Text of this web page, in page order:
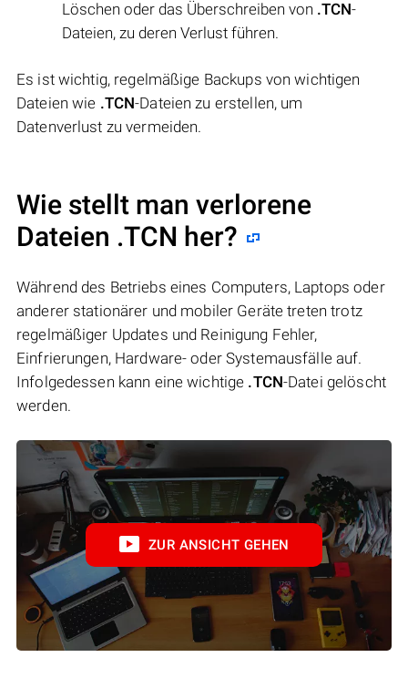
Löschen oder das Überschreiben von .TCN-
Dateien, zu deren Verlust führen.
Es ist wichtig, regelmäßige Backups von wichtigen
Dateien wie .TCN-Dateien zu erstellen, um
Datenverlust zu vermeiden.
Wie stellt man verlorene
Dateien .TCN her?
Während des Betriebs eines Computers, Laptops oder
anderer stationärer und mobiler Geräte treten trotz
regelmäßiger Updates und Reinigung Fehler,
Einfrierungen, Hardware- oder Systemausfälle auf.
Infolgedessen kann eine wichtige .TCN-Datei gelöscht
werden.
ZUR ANSICHT GEHEN